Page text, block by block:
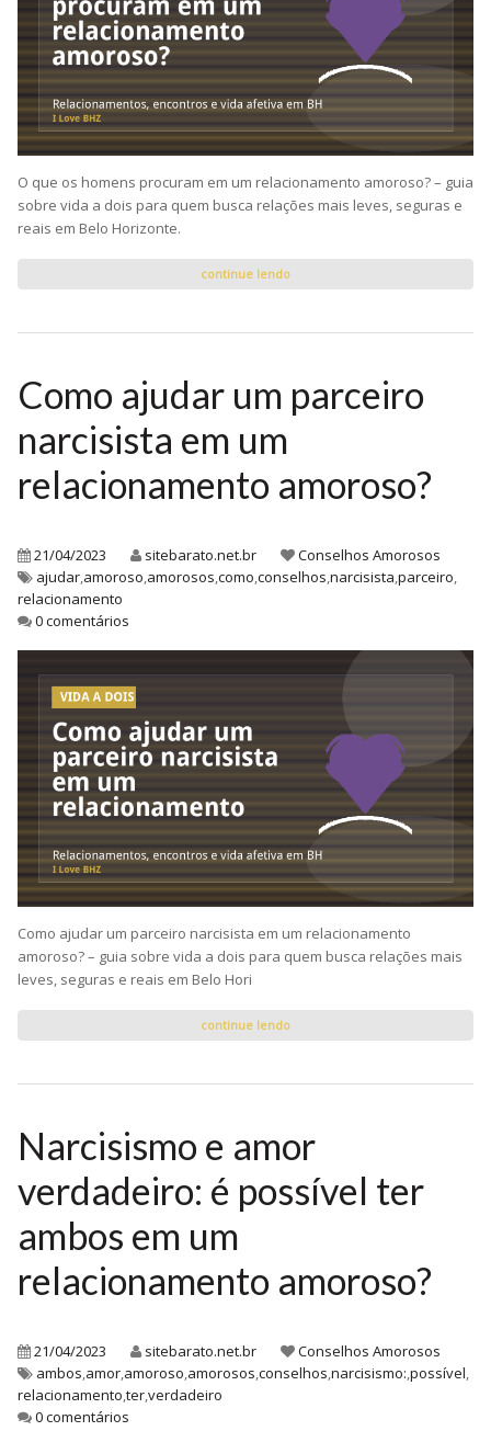
O que os homens procuram em um relacionamento amoroso? – guia
sobre vida a dois para quem busca relações mais leves, seguras e
reais em Belo Horizonte.
continue lendo
Como ajudar um parceiro
narcisista em um
relacionamento amoroso?
21/04/2023 sitebarato.net.br
Conselhos Amorosos
ajudar,amoroso,amorosos,como,conselhos,narcisista,parceiro,
relacionamento
0 comentários
Como ajudar um parceiro narcisista em um relacionamento
amoroso? – guia sobre vida a dois para quem busca relações mais
leves, seguras e reais em Belo Hori
continue lendo
Narcisismo e amor
verdadeiro: é possível ter
ambos em um
relacionamento amoroso?
21/04/2023 sitebarato.net.br
Conselhos Amorosos
ambos,amor,amoroso,amorosos,conselhos,narcisismo:,possível,
relacionamento,ter,verdadeiro
0 comentários